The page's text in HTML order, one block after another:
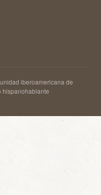
iberoamericana de
hispanohablante